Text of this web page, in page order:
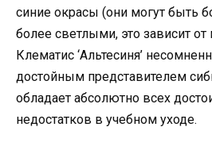
синие окрасы (они могут быть
более светлыми, это зависит
Клематис ‘Альтесиня’
достойным представителем
обладает абсолютно всех
недостатков в учебном уходе.